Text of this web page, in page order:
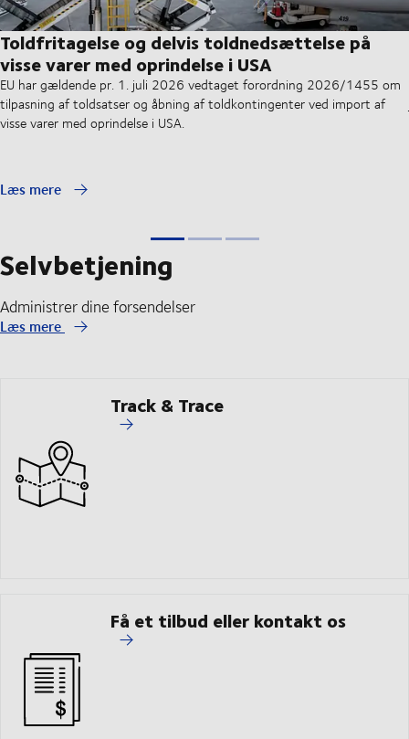
Toldfritagelse og delvis toldnedsættelse på
visse varer med oprindelse i USA
EU har gældende pr. 1. juli 2026 vedtaget forordning 2026/1455 om
tilpasning af toldsatser og åbning af toldkontingenter ved import af
visse varer med oprindelse i USA.
Læs mere
Selvbetjening
Administrer dine forsendelser
Læs mere
Track & Trace
Få et tilbud eller kontakt os